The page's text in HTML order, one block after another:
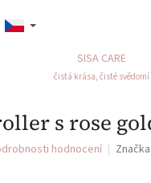
SISA CARE
čistá krása, čisté svědomí
s rose
hodnocení Značka: